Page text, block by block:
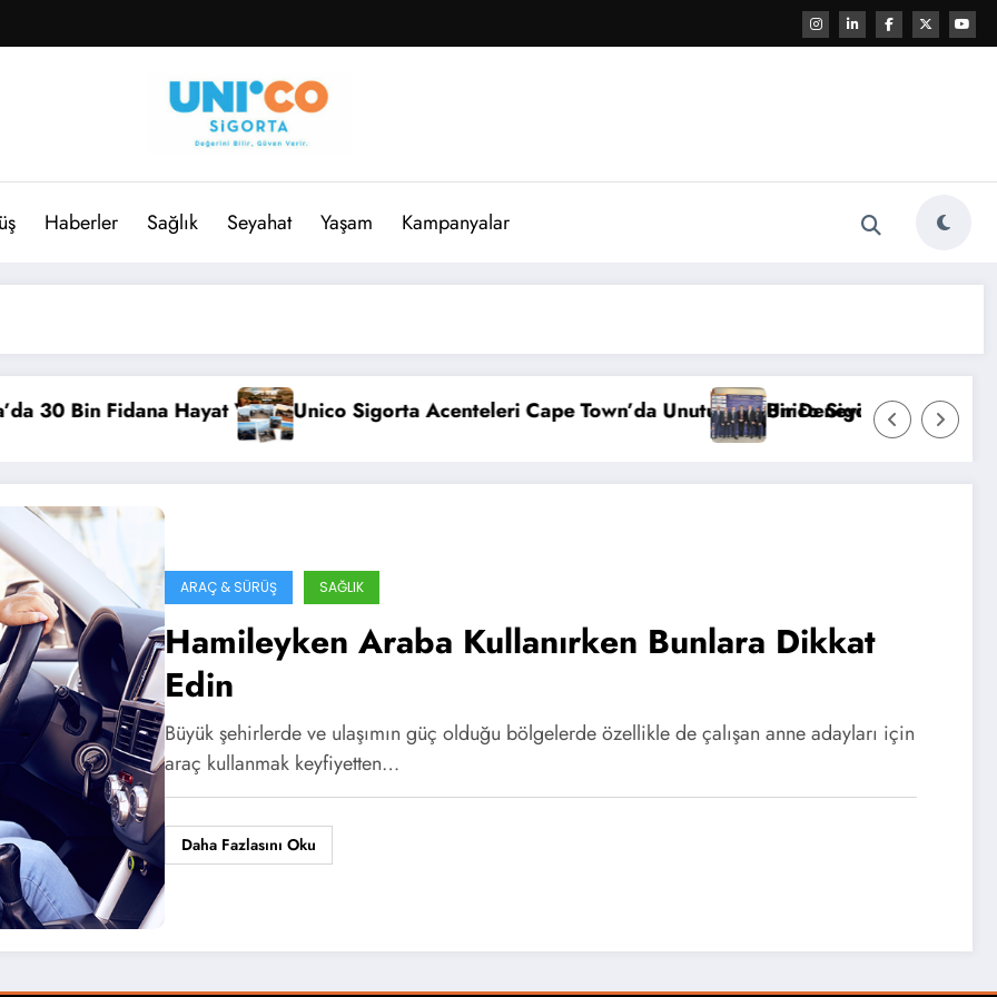
Haberler Sağlık Seyahat Yaşam Kampanyalar
Fidana Hayat Verdi Unico Sigorta Acenteleri Cape Town’da Unutulmaz Bir Deneyim Yaşadı
Unico Sigorta, ExploRe &
ARAÇ & SÜRÜŞ SAĞLIK
Hamileyken Araba Kullanırken Bunlara Dikkat
Edin
Büyük şehirlerde ve ulaşımın güç olduğu bölgelerde özellikle de çalışan anne adayları için
araç kullanmak keyfiyetten…
Daha Fazlasını Oku